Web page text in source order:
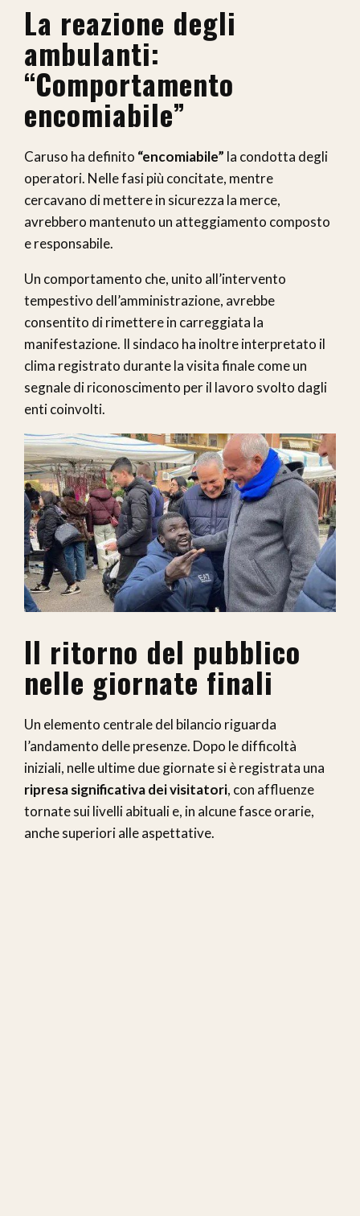
La reazione degli
ambulanti:
“Comportamento
encomiabile”
Caruso ha definito “encomiabile” la condotta degli
operatori. Nelle fasi più concitate, mentre
cercavano di mettere in sicurezza la merce,
avrebbero mantenuto un atteggiamento composto
e responsabile.
Un comportamento che, unito all’intervento
tempestivo dell’amministrazione, avrebbe
consentito di rimettere in carreggiata la
manifestazione. Il sindaco ha inoltre interpretato il
clima registrato durante la visita finale come un
segnale di riconoscimento per il lavoro svolto dagli
enti coinvolti.
Il ritorno del pubblico
nelle giornate finali
Un elemento centrale del bilancio riguarda
l’andamento delle presenze. Dopo le difficoltà
iniziali, nelle ultime due giornate si è registrata una
ripresa significativa dei visitatori, con affluenze
tornate sui livelli abituali e, in alcune fasce orarie,
anche superiori alle aspettative.